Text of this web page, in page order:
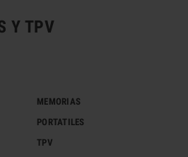
Y TPV
MEMORIAS
PORTATILES
TPV